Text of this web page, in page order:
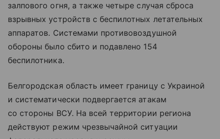
залпового огня, а также четыре случая сброса
взрывных устройств с беспилотных летательных
аппаратов. Системами противовоздушной
обороны было сбито и подавлено 154
беспилотника.
Белгородская область имеет границу с Украиной
и систематически подвергается атакам
со стороны ВСУ. На всей территории региона
действуют режим чрезвычайной ситуации